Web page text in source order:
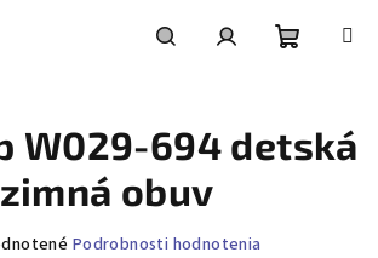
košík
W029-694 detská
zimná obuv
Podrobnosti hodnotenia